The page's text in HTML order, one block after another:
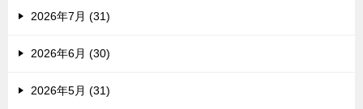
2026年7月 (31)
2026年6月 (30)
2026年5月 (31)